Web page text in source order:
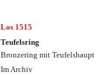
Los 1515
Teufelsring
Bronzering mit Teufelshaupt
Im Archiv